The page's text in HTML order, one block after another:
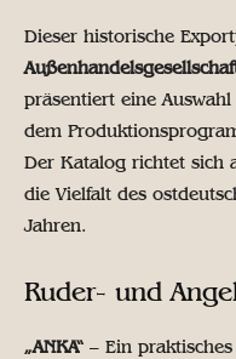
Dieser historische
präsentiert eine
dem
Der Katalog richtet sich
die Vielfalt des
Jahren.
Ruder- und
„ANKA“ – Ein